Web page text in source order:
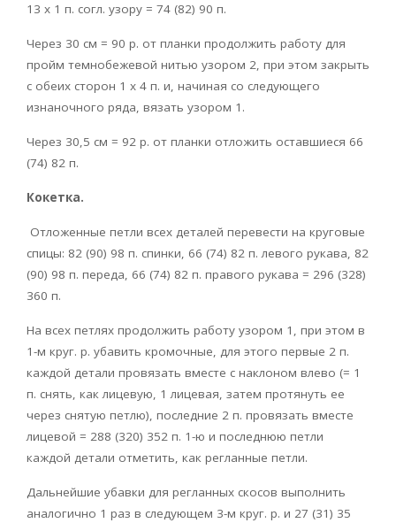
13 х 1 п. согл. узору = 74 (82) 90 п.
Через 30 см = 90 р. от планки продолжить работу для
пройм темнобежевой нитью узором 2, при этом закрыть
с обеих сторон 1 х 4 п. и, начиная со следующего
изнаночного ряда, вязать узором 1.
Через 30,5 см = 92 р. от планки отложить оставшиеся 66
(74) 82 п.
Кокетка.
Отложенные петли всех деталей перевести на круговые
спицы: 82 (90) 98 п. спинки, 66 (74) 82 п. левого рукава, 82
(90) 98 п. переда, 66 (74) 82 п. правого рукава = 296 (328)
360 п.
На всех петлях продолжить работу узором 1, при этом в
1-м круг. р. убавить кромочные, для этого первые 2 п.
каждой детали провязать вместе с наклоном влево (= 1
п. снять, как лицевую, 1 лицевая, затем протянуть ее
через снятую петлю), последние 2 п. провязать вместе
лицевой = 288 (320) 352 п. 1-ю и последнюю петли
каждой детали отметить, как регланные петли.
Дальнейшие убавки для регланных скосов выполнить
аналогично 1 раз в следующем 3-м круг. р. и 27 (31) 35